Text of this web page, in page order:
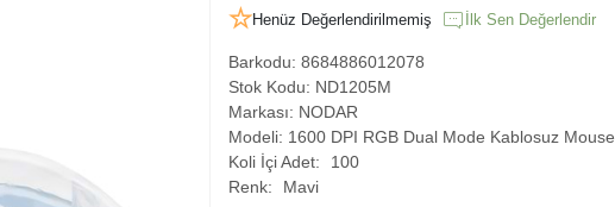
Henüz Değerlendirilmemiş İlk Sen Değerlendir
Barkodu: 8684886012078
Stok Kodu: ND1205M
Markası: NODAR
Modeli: 1600 DPI RGB Dual Mode Kablosuz Mouse
Koli İçi Adet:
100
Renk:
Mavi